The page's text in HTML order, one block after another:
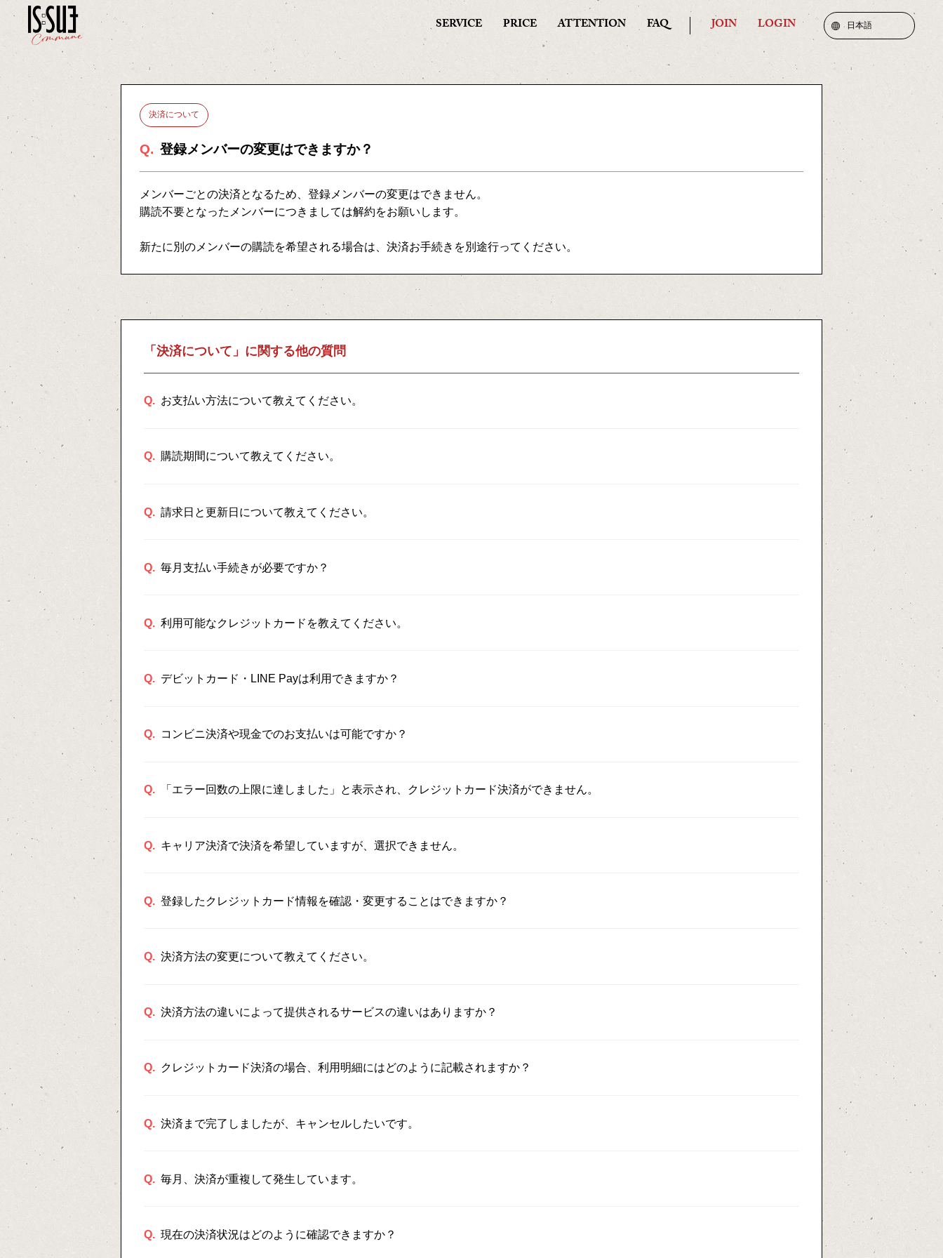
SERVICE PRICE ATTENTION FAQ JOIN LOGIN 日本語
決済について
Q. 登録メンバーの変更はできますか？
メンバーごとの決済となるため、登録メンバーの変更はできません。
購読不要となったメンバーにつきましては解約をお願いします。
新たに別のメンバーの購読を希望される場合は、決済お手続きを別途行ってください。
「決済について」に関する他の質問
Q. お支払い方法について教えてください。
Q. 購読期間について教えてください。
Q. 請求日と更新日について教えてください。
Q. 毎月支払い手続きが必要ですか？
Q. 利用可能なクレジットカードを教えてください。
Q. デビットカード・LINE Payは利用できますか？
Q. コンビニ決済や現金でのお支払いは可能ですか？
Q. 「エラー回数の上限に達しました」と表示され、クレジットカード決済ができません。
Q. キャリア決済で決済を希望していますが、選択できません。
Q. 登録したクレジットカード情報を確認・変更することはできますか？
Q. 決済方法の変更について教えてください。
Q. 決済方法の違いによって提供されるサービスの違いはありますか？
Q. クレジットカード決済の場合、利用明細にはどのように記載されますか？
Q. 決済まで完了しましたが、キャンセルしたいです。
Q. 毎月、決済が重複して発生しています。
Q. 現在の決済状況はどのように確認できますか？